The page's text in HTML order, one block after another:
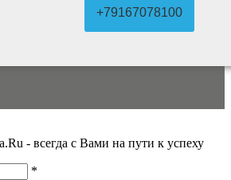
+79167078100
- всегда с Вами на пути к успеху
*